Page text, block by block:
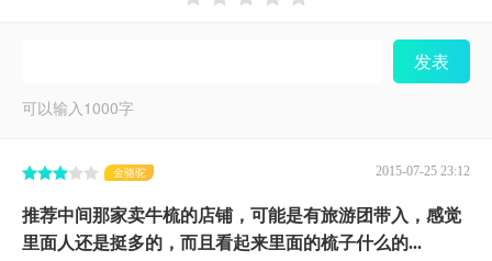
发表
可以输入1000字
2015-07-25 23:12
金骆驼
推荐中间那家卖牛梳的店铺，可能是有旅游团带入，感觉
里面人还是挺多的，而且看起来里面的梳子什么的...